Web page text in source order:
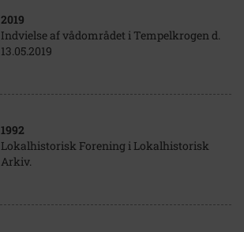
2019
Indvielse af vådområdet i Tempelkrogen d.
13.05.2019
1992
Lokalhistorisk Forening i Lokalhistorisk
Arkiv.